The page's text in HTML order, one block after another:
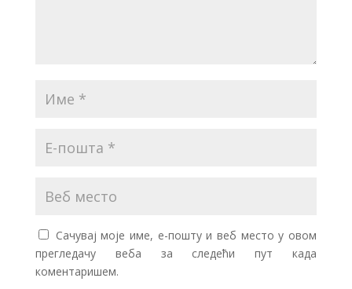
Сачувај моје име, е-пошту и веб место у овом
прегледачу веба за следећи пут када
коментаришем.